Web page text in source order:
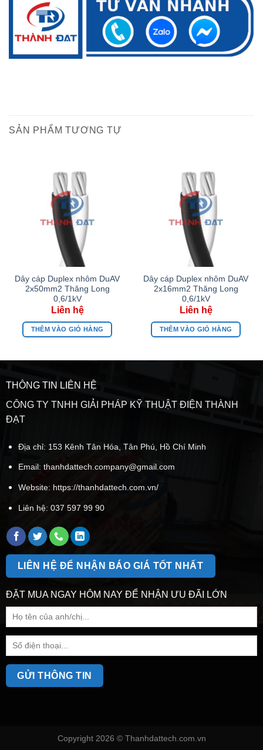
SẢN PHẨM TƯƠNG TỰ
Dây cáp Duplex nhôm DuAV
2x50mm2 Thăng Long
0,6/1kV
THÊM VÀO GIỎ HÀNG
Dây cáp Duplex nhôm DuAV
2x16mm2 Thăng Long
0,6/1kV
THÊM VÀO GIỎ HÀNG
THÔNG TIN LIÊN HỆ
CÔNG TY TNHH GIẢI PHÁP KỸ THUẬT ĐIỆN THÀNH
ĐẠT
Địa chỉ: 153 Kênh Tân Hóa, Tân Phú, Hồ Chí Minh
Email: thanhdattech.company@gmail.com
Website: https://thanhdattech.com.vn/
Liên hệ: 037 597 99 90
LIÊN HỆ ĐỂ NHẬN BÁO GIÁ TỐT NHẤT
ĐẶT MUA NGAY HÔM NAY ĐỂ NHẬN ƯU ĐÃI LỚN
Copyright 2026 © Thanhdattech.com.vn